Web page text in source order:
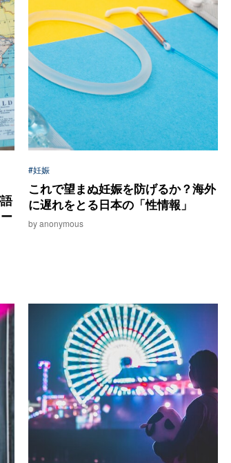
#妊娠
これで望まぬ妊娠を防げるか？海外
に遅れをとる日本の「性情報」
by anonymous